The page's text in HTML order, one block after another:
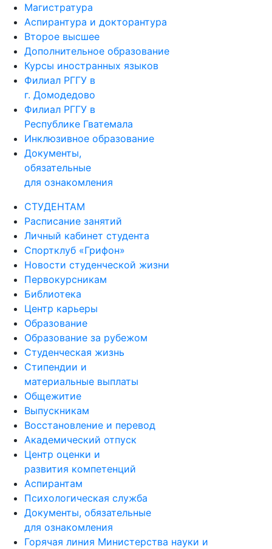
Магистратура
Аспирантура и докторантура
Второе высшее
Дополнительное образование
Курсы иностранных языков
Филиал РГГУ в
г. Домодедово
Филиал РГГУ в
Республике Гватемала
Инклюзивное образование
Документы,
обязательные
для ознакомления
СТУДЕНТАМ
Расписание занятий
Личный кабинет студента
Спортклуб «Грифон»
Новости студенческой жизни
Первокурсникам
Библиотека
Центр карьеры
Образование
Образование за рубежом
Студенческая жизнь
Стипендии и
материальные выплаты
Общежитие
Выпускникам
Восстановление и перевод
Академический отпуск
Центр оценки и
развития компетенций
Аспирантам
Психологическая служба
Документы, обязательные
для ознакомления
Горячая линия Министерства науки и